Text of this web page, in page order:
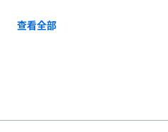
查看全部